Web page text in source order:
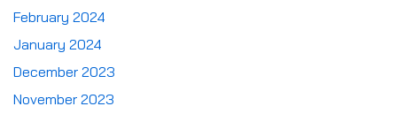
February 2024
January 2024
December 2023
November 2023